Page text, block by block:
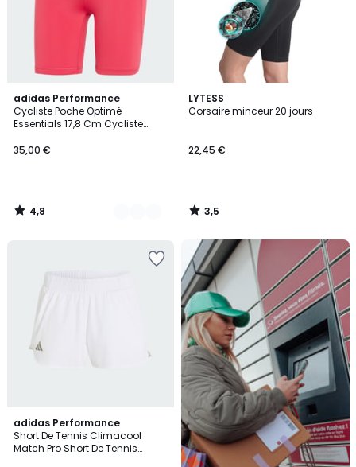
adidas Performance
Cycliste Poche Optimé
Essentials 17,8 Cm Cycliste
17,8 Cm
35,00 €
4,8
/ 5
2
Couleurs
4,8
/
LYTESS
Corsaire minceur 20 jours
22,45 €
3,5
/ 5
3,5
/
adidas Performance
Short De Tennis Climacool
Match Pro Short De Tennis
Nouveau
Livraison
en
Locker
Mondial
Relay